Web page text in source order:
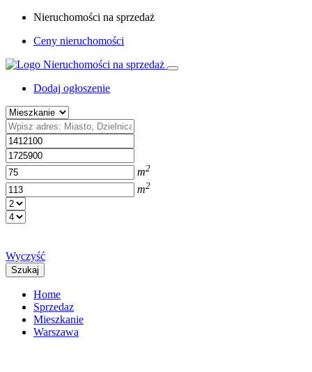
Nieruchomości na sprzedaż
Ceny nieruchomości
Dodaj ogłoszenie
m2
m2
Wyczyść
Szukaj
Home
Sprzedaz
Mieszkanie
Warszawa